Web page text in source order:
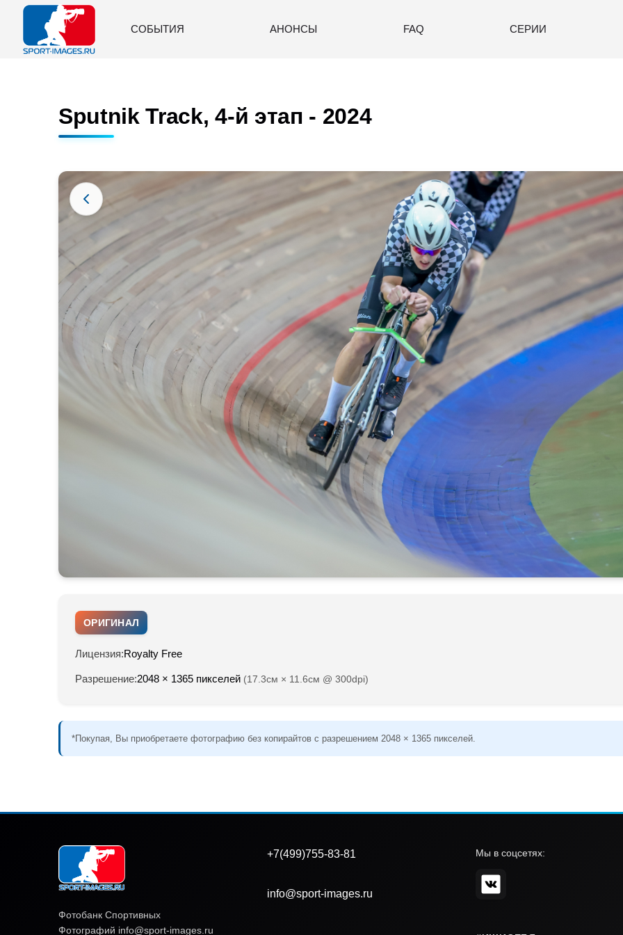
СОБЫТИЯ АНОНСЫ FAQ СЕРИИ
Sputnik Track, 4-й этап - 2024
ОРИГИНАЛ
Лицензия:Royalty Free
Разрешение:2048 × 1365 пикселей (17.3см × 11.6см @ 300dpi)
*Покупая, Вы приобретаете фотографию без копирайтов с разрешением 2048 × 1365 пикселей.
Фотобанк Спортивных
Фотографий info@sport-images.ru
+7(499)755-83-81
info@sport-images.ru
Мы в соцсетях: